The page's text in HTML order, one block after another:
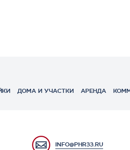
ДОМА И УЧАСТКИ АРЕНДА
INFO@PHR33.RU